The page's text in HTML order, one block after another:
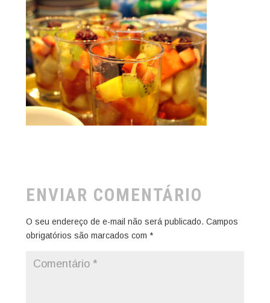
ENVIAR COMENTÁRIO
O seu endereço de e-mail não será publicado. Campos
obrigatórios são marcados com *